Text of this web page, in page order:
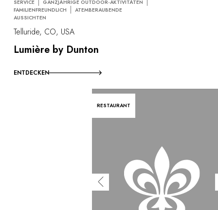
SERVICE
GANZJÄHRIGE OUTDOOR-AKTIVITÄTEN
FAMILIENFREUNDLICH
ATEMBERAUBENDE
AUSSICHTEN
Telluride, CO, USA
Lumière by Dunton
ENTDECKEN
RESTAURANT